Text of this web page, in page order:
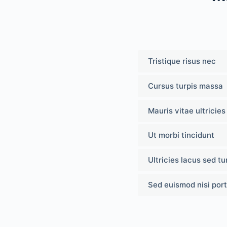
Tristique risus nec
Cursus turpis massa
Mauris vitae ultricies
Ut morbi tincidunt
Ultricies lacus sed
Sed euismod nisi